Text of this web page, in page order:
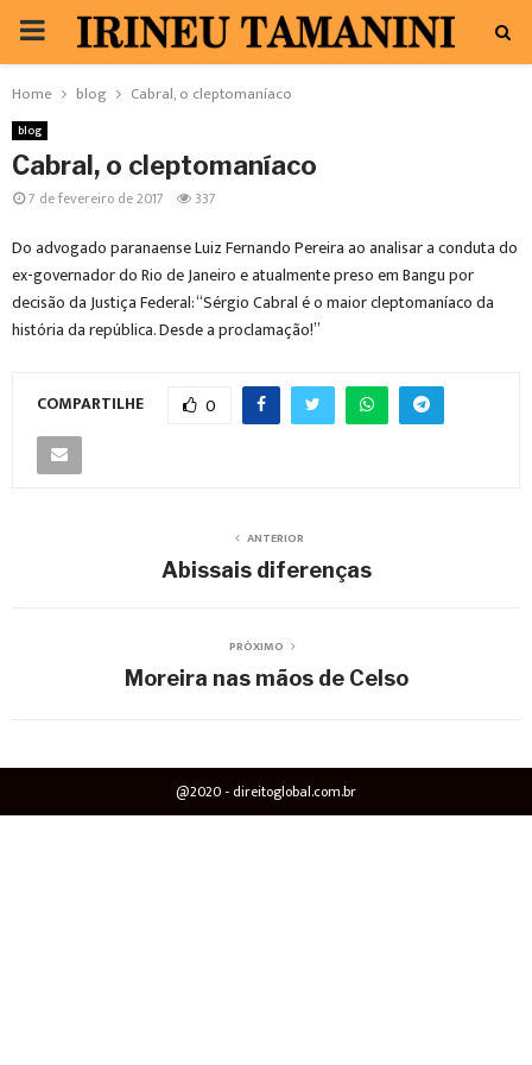
PRIMARY
MENU
Home blog Cabral, o cleptomaníaco
blog
Cabral, o cleptomaníaco
7 de fevereiro de 2017 337
Do advogado paranaense Luiz Fernando Pereira ao analisar a conduta do
ex-governador do Rio de Janeiro e atualmente preso em Bangu por
decisão da Justiça Federal: “Sérgio Cabral é o maior cleptomaníaco da
história da república. Desde a proclamação!”
COMPARTILHE 0
ANTERIOR
Abissais diferenças
PRÓXIMO
Moreira nas mãos de Celso
@2020 - direitoglobal.com.br